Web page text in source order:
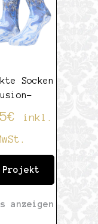
Socken
€
inkl.
anzeigen